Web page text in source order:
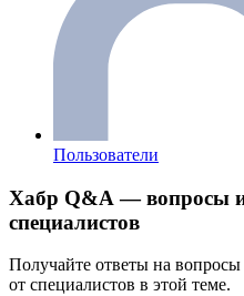
Пользователи
Хабр Q&A — вопросы
специалистов
Получайте ответы на
от специалистов в этой теме.